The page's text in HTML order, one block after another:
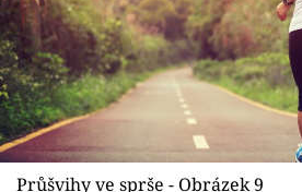
Průšvihy ve sprše - Obrázek 9